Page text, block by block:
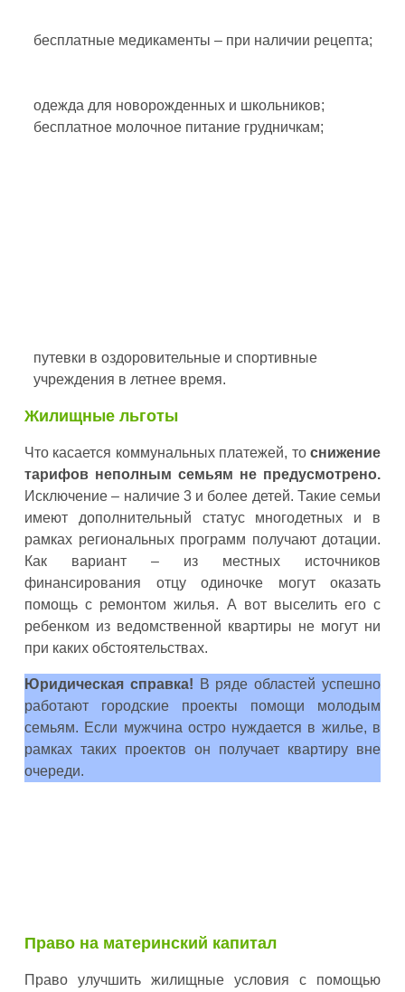
бесплатные медикаменты – при наличии рецепта;
одежда для новорожденных и школьников;
бесплатное молочное питание грудничкам;
путевки в оздоровительные и спортивные
учреждения в летнее время.
Жилищные льготы
Что касается коммунальных платежей, то снижение
тарифов неполным семьям не предусмотрено.
Исключение – наличие 3 и более детей. Такие семьи
имеют дополнительный статус многодетных и в
рамках региональных программ получают дотации.
Как вариант – из местных источников
финансирования отцу одиночке могут оказать
помощь с ремонтом жилья. А вот выселить его с
ребенком из ведомственной квартиры не могут ни
при каких обстоятельствах.
Юридическая справка! В ряде областей успешно
работают городские проекты помощи молодым
семьям. Если мужчина остро нуждается в жилье, в
рамках таких проектов он получает квартиру вне
очереди.
Право на материнский капитал
Право улучшить жилищные условия с помощью